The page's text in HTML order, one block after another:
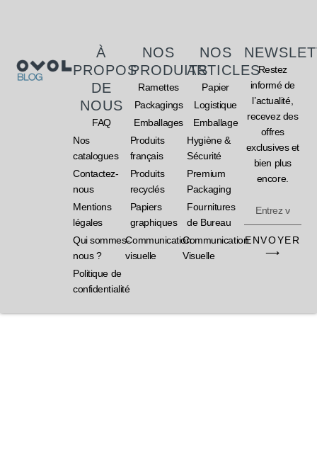
À
PROPOS
DE
NOUS
FAQ
Nos
catalogues
Contactez-
nous
Mentions
légales
Qui sommes-
nous ?
Politique de
confidentialité
NOS
PRODUITS
Ramettes
Packagings
Emballages
Produits
français
Produits
recyclés
Papiers
graphiques
Communication
visuelle
NOS
ARTICLES
Papier
Logistique
Emballage
Hygiène &
Sécurité
Premium
Packaging
Fournitures
de Bureau
Communication
Visuelle
Restez
informé de
l’actualité,
recevez des
offres
exclusives et
bien plus
encore.
ENVOYER
⟶